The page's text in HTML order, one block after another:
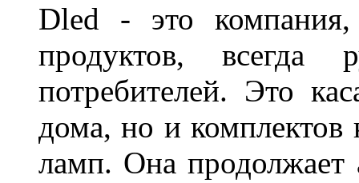
Dled - это
продуктов, всегда
потребителей. Это
дома, но и комплектов
ламп. Она продолжает